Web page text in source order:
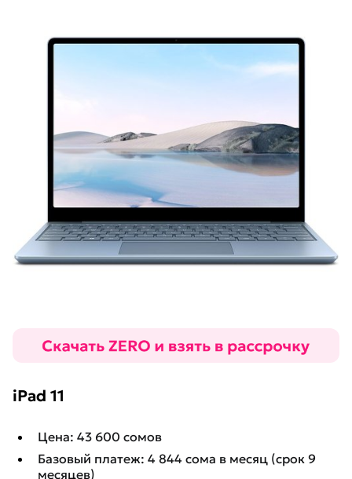
iPad 11
Цена: 43 600 сомов
Базовый платеж: 4 844 сома в месяц (срок 9
месяцев)